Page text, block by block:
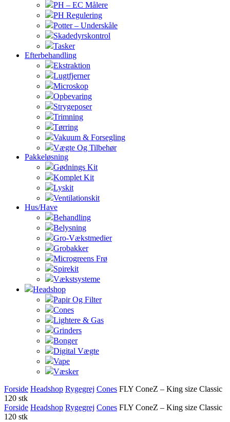
PH – EC Målere
PH Regulering
Potter – Underskåle
Skadedyrskontrol
Tasker
Efterbehandling
Ekstraktion
Lugtfjerner
Microskop
Opbevaring
Strygeposer
Trimning
Tørring
Vakuum & Forsegling
Vægte Og Tilbehør
Pakkeløsning
Gødnings Kit
Komplet Kit
Lyskit
Ventilationskit
Hus/Have
Behandling
Belysning
Gro-Vækstmedier
Grobakker
Microgreens Frø
Spirekit
Vækstsysteme
Headshop
Papir Og Filter
Cones
Lightere & Gas
Grinders
Bonger
Digital Vægte
Vape
Væsker
Forside Headshop Rygegrej Cones FLY ConeZ – King size Classic
120 stk
Forside Headshop Rygegrej Cones FLY ConeZ – King size Classic
120 stk